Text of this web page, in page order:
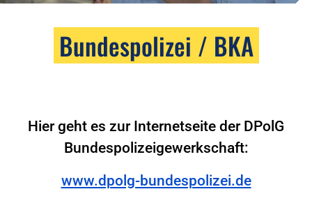
Bundespolizei / BKA
Hier geht es zur Internetseite der DPolG
Bundespolizeigewerkschaft:
www.dpolg-bundespolizei.de